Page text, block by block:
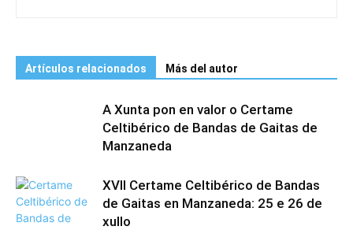
Artículos relacionados Más del autor
A Xunta pon en valor o Certame
Celtibérico de Bandas de Gaitas de
Manzaneda
XVII Certame Celtibérico de Bandas
de Gaitas en Manzaneda: 25 e 26 de
xullo